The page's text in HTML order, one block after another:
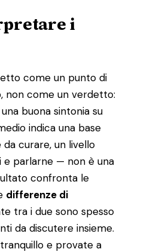
i
come un punto di
non come un verdetto:
buona sintonia su
indica una base
curare, un livello
e parlarne — non è una
confronta le
differenze di
tra i due sono spesso
da discutere insieme.
e provate a